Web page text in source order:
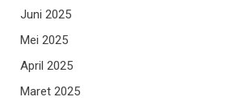
Juni 2025
Mei 2025
April 2025
Maret 2025